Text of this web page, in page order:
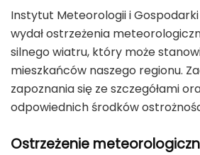
Instytut Meteorologii i
wydał ostrzeżenia
silnego wiatru, który może
mieszkańców naszego regionu.
zapoznania się ze szczegółami
odpowiednich środków
Ostrzeżenie